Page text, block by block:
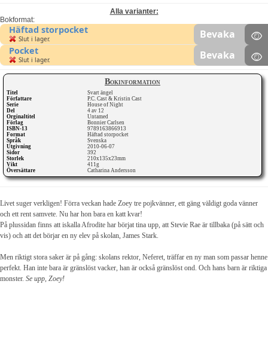
Bokinformation
Titel
Svart ängel
Författare
P.C. Cast & Kristin Cast
Serie
House of Night
Del
4 av 12
Orginaltitel
Untamed
Förlag
Bonnier Carlsen
ISBN-13
9789163866913
Format
Häftad storpocket
Språk
Svenska
Utgivning
2010-06-07
Sidor
392
Storlek
210x135x23mm
Vikt
411g
Översättare
Catharina Andersson
Alla varianter:
Bokformat:
Häftad storpocket
Slut i lager. Bevaka
Pocket
Slut i lager. Bevaka
Livet suger verkligen! Förra veckan hade Zoey tre pojkvänner, ett gäng väldigt goda vänner
och ett rent samvete. Nu har hon bara en katt kvar!
På plussidan finns att iskalla Afrodite har börjat tina upp, att Stevie Rae är tillbaka (på sätt och
vis) och att det börjar en ny elev på skolan, James Stark.
Men riktigt stora saker är på gång: skolans rektor, Neferet, träffar en ny man som passar henne
perfekt. Han inte bara är gränslöst vacker, han är också gränslöst ond. Och hans barn är riktiga
monster. Se upp, Zoey!